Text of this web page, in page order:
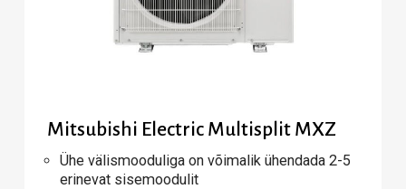
Mitsubishi Electric Multisplit MXZ
Ühe välismooduliga on võimalik ühendada 2-5
erinevat sisemoodulit